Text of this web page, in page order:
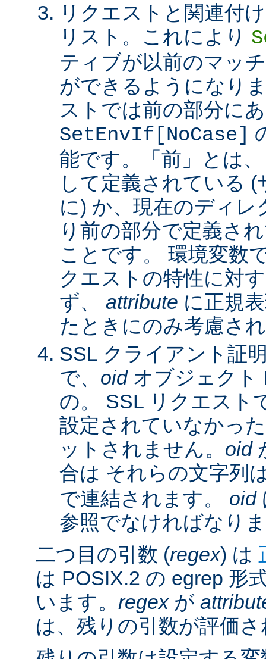
リクエストと関連付
リスト。これにより
ティブが以前のマッ
ができるようになり
ストでは前の部分に
SetEnvIf[NoCase]
能です。「前」とは
して定義されている
に) か、現在のディ
り前の部分で定義さ
ことです。 環境変数
クエストの特性に対
ず、 attribute に正規
たときにのみ考慮さ
SSL クライアント証
で、 oidオブジェクト
の。 SSL リクエスト
設定されていなかっ
ットされません。 oid
合は それらの文字列
で連結されます。 oid
参照でなければなり
二つ目の引数 (regex) は
は POSIX.2 の egrep 形
います。 regexが
は、残りの引数が評価